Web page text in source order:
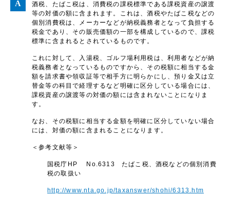
酒税、たばこ税は、消費税の課税標準である課税資産の譲渡
等の対価の額に含まれます。これは、酒税やたばこ税などの
個別消費税は、メーカーなどが納税義務者となって負担する
税金であり、その販売価額の一部を構成しているので、課税
標準に含まれるとされているものです。
これに対して、入湯税、ゴルフ場利用税は、利用者などが納
税義務者となっているものですから、その税額に相当する金
額を請求書や領収証等で相手方に明らかにし、預り金又は立
替金等の科目で経理するなど明確に区分している場合には、
課税資産の譲渡等の対価の額には含まれないことになりま
す。
なお、その税額に相当する金額を明確に区分していない場合
には、対価の額に含まれることになります。
＜参考文献等＞
国税庁HP No.6313 たばこ税、酒税などの個別消費
税の取扱い
http://www.nta.go.jp/taxanswer/shohi/6313.htm